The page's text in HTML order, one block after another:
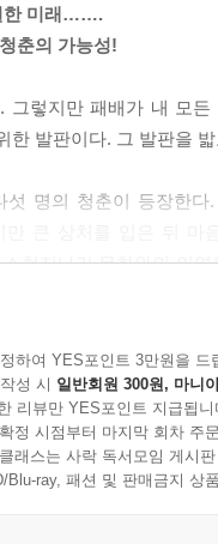
한 미래…….
춘의 가능성!
그렇지만 패배가 내 모
한 발판이다. 그 발판을
섯 명의 청춘이 등장한
쳐지나간 무화와의 인
갈 용기가 있는가?
시 청춘들이 일련의 사
로 돌아오지 못한 아버
이 송두리째 흔들린다.
하여 YES포인트 3만원을 드
성 시 일반회원 300원, 마니
리뷰만 YES포인트 지급됩니
정 시점부터 마지막 회차 주
래스는 사락 독서모임 게시
Blu-ray, 패션 및 판매금지 상